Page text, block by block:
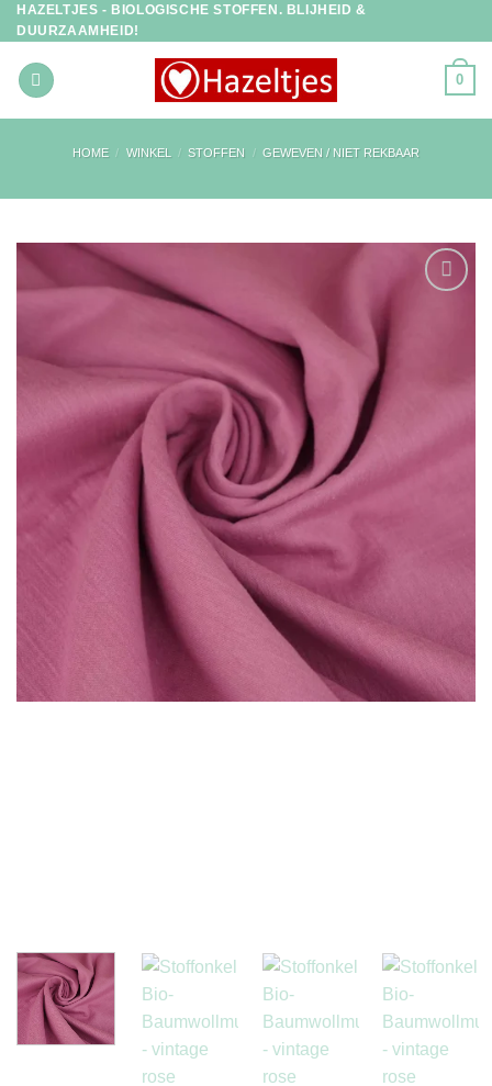
Ga
naar
inhoud
HAZELTJES - BIOLOGISCHE STOFFEN. BLIJHEID &
DUURZAAMHEID!
0
HOME / WINKEL / STOFFEN / GEWEVEN / NIET REKBAAR